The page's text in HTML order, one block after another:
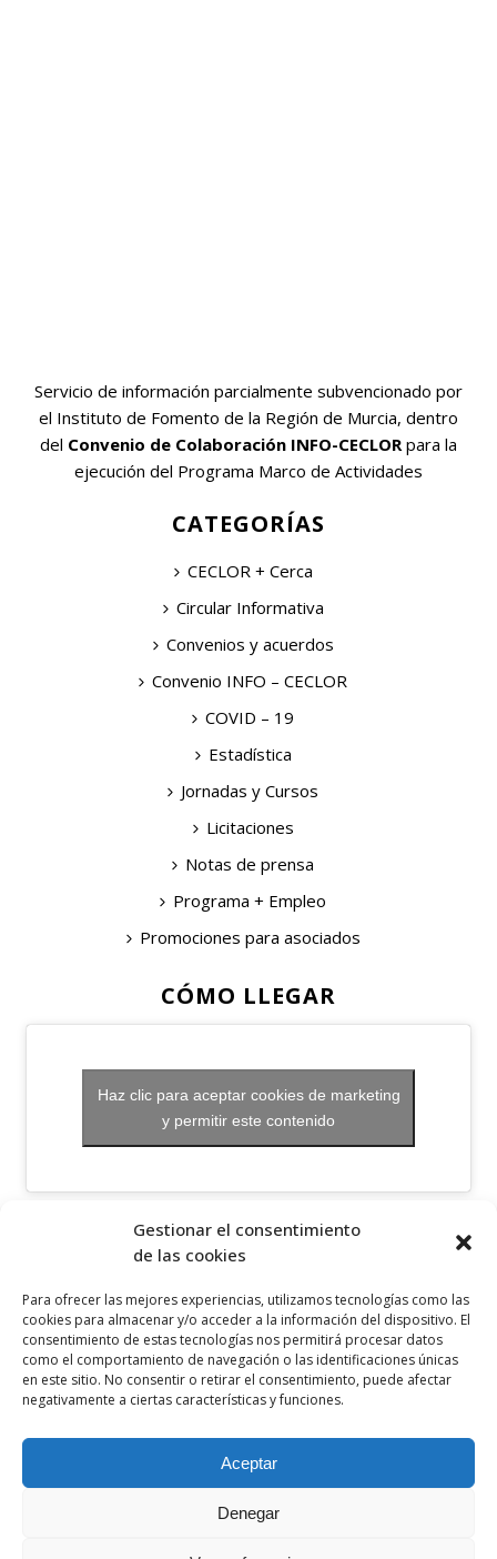
Gestionar el consentimiento
de las cookies
Para ofrecer las mejores experiencias, utilizamos tecnologías como las
cookies para almacenar y/o acceder a la información del dispositivo. El
consentimiento de estas tecnologías nos permitirá procesar datos
como el comportamiento de navegación o las identificaciones únicas
en este sitio. No consentir o retirar el consentimiento, puede afectar
negativamente a ciertas características y funciones.
Aceptar
Denegar
Servicio de información parcialmente subvencionado por
el Instituto de Fomento de la Región de Murcia, dentro
del Convenio de Colaboración INFO-CECLOR para la
ejecución del Programa Marco de Actividades
CATEGORÍAS
CECLOR + Cerca
Circular Informativa
Convenios y acuerdos
Convenio INFO – CECLOR
COVID – 19
Estadística
Jornadas y Cursos
Licitaciones
Notas de prensa
Programa + Empleo
Promociones para asociados
CÓMO LLEGAR
Haz clic para aceptar cookies de marketing
y permitir este contenido
OTROS ENLACES
Política de cookies
Aviso legal
Canal ético
SÍGUENOS EN